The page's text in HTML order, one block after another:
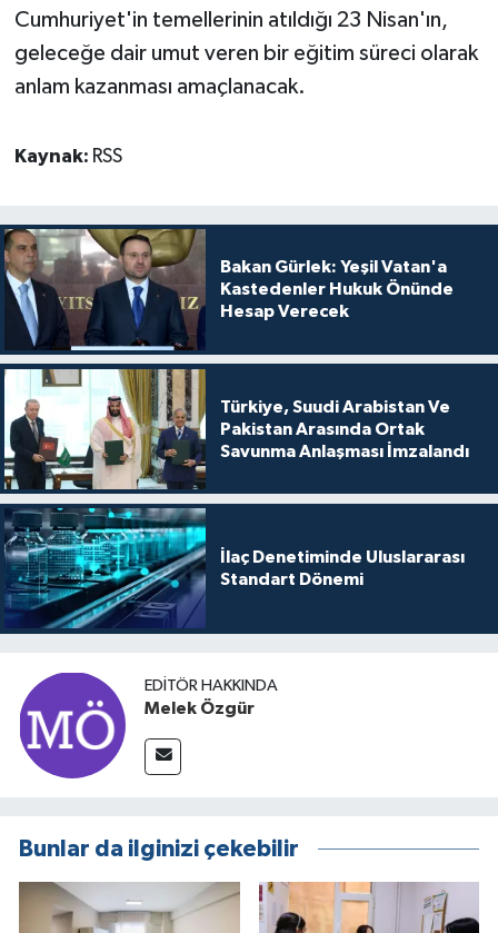
Cumhuriyet'in temellerinin atıldığı 23 Nisan'ın,
geleceğe dair umut veren bir eğitim süreci olarak
anlam kazanması amaçlanacak.
Kaynak: RSS
Bakan Gürlek: Yeşil Vatan'a
Kastedenler Hukuk Önünde
Hesap Verecek
Türkiye, Suudi Arabistan Ve
Pakistan Arasında Ortak
Savunma Anlaşması İmzalandı
İlaç Denetiminde Uluslararası
Standart Dönemi
EDITÖR HAKKINDA
Melek Özgür
Bunlar da ilginizi çekebilir